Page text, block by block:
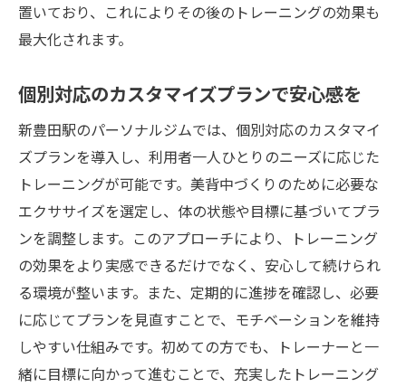
置いており、これによりその後のトレーニングの効果も
最大化されます。
個別対応のカスタマイズプランで安心感を
新豊田駅のパーソナルジムでは、個別対応のカスタマイ
ズプランを導入し、利用者一人ひとりのニーズに応じた
トレーニングが可能です。美背中づくりのために必要な
エクササイズを選定し、体の状態や目標に基づいてプラ
ンを調整します。このアプローチにより、トレーニング
の効果をより実感できるだけでなく、安心して続けられ
る環境が整います。また、定期的に進捗を確認し、必要
に応じてプランを見直すことで、モチベーションを維持
しやすい仕組みです。初めての方でも、トレーナーと一
緒に目標に向かって進むことで、充実したトレーニング